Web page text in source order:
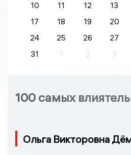
10
11 12 13
17
18 19 20
24
25 26 27
31
1 2 3
100 самых
Ольга Викторовна